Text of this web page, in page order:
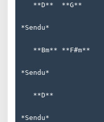
   **D**  **G**
*Sendu*
   **Bm** **F#m**
*Sendu*
   **D**
*Sendu*